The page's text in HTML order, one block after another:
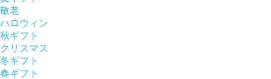
敬老
ハロウィン
秋ギフト
クリスマス
冬ギフト
春ギフト